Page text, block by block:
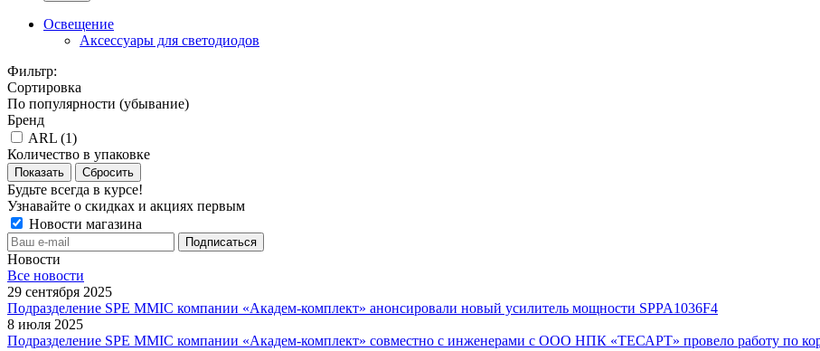
Освещение
Аксессуары для светодиодов
Фильтр:
Сортировка
По популярности (убывание)
Бренд
ARL (1)
Количество в упаковке
Показать Сбросить
Будьте всегда в курсе!
Узнавайте о скидках и акциях первым
Новости магазина
Новости
Все новости
29 сентября 2025
Подразделение SPE MMIC компании «Академ-комплект» анонсировали новый усилитель мощности SPPA1036F4
8 июля 2025
Подразделение SPE MMIC компании «Академ-комплект» совместно с инженерами с ООО НПК «ТЕСАРТ» провело работу по